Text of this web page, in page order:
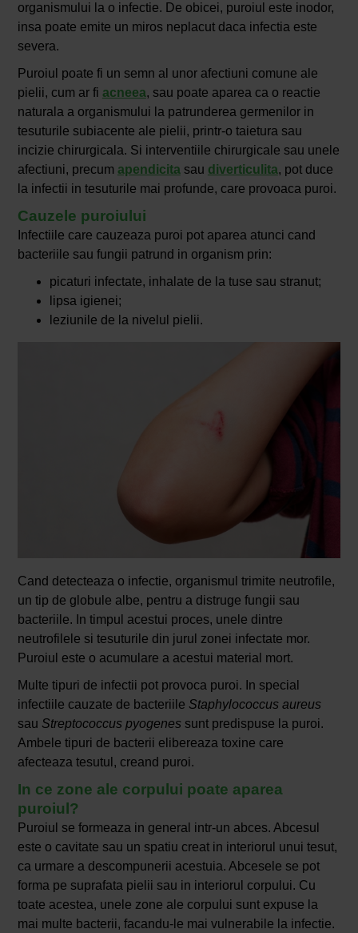
organismului la o infectie. De obicei, puroiul este inodor,
insa poate emite un miros neplacut daca infectia este
severa.
Puroiul poate fi un semn al unor afectiuni comune ale
pielii, cum ar fi acneea, sau poate aparea ca o reactie
naturala a organismului la patrunderea germenilor in
tesuturile subiacente ale pielii, printr-o taietura sau
incizie chirurgicala. Si interventiile chirurgicale sau unele
afectiuni, precum apendicita sau diverticulita, pot duce
la infectii in tesuturile mai profunde, care provoaca puroi.
Cauzele puroiului
Infectiile care cauzeaza puroi pot aparea atunci cand
bacteriile sau fungii patrund in organism prin:
picaturi infectate, inhalate de la tuse sau stranut;
lipsa igienei;
leziunile de la nivelul pielii.
Cand detecteaza o infectie, organismul trimite neutrofile,
un tip de globule albe, pentru a distruge fungii sau
bacteriile. In timpul acestui proces, unele dintre
neutrofilele si tesuturile din jurul zonei infectate mor.
Puroiul este o acumulare a acestui material mort.
Multe tipuri de infectii pot provoca puroi. In special
infectiile cauzate de bacteriile Staphylococcus aureus
sau Streptococcus pyogenessunt predispuse la puroi.
Ambele tipuri de bacterii elibereaza toxine care
afecteaza tesutul, creand puroi.
In ce zone ale corpului poate aparea
puroiul?
Puroiul se formeaza in general intr-un abces. Abcesul
este o cavitate sau un spatiu creat in interiorul unui tesut,
ca urmare a descompunerii acestuia. Abcesele se pot
forma pe suprafata pielii sau in interiorul corpului. Cu
toate acestea, unele zone ale corpului sunt expuse la
mai multe bacterii, facandu-le mai vulnerabile la infectie.